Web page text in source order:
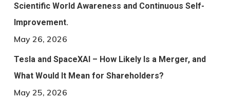
Scientific World Awareness and Continuous Self-
Improvement.
May 26, 2026
Tesla and SpaceXAI – How Likely Is a Merger, and
What Would It Mean for Shareholders?
May 25, 2026